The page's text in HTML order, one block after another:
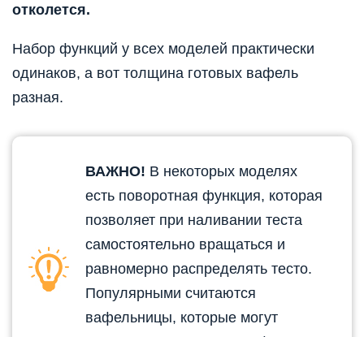
отколется.
Набор функций у всех моделей практически
одинаков, а вот толщина готовых вафель
разная.
ВАЖНО! В некоторых моделях
есть поворотная функция, которая
позволяет при наливании теста
самостоятельно вращаться и
равномерно распределять тесто.
Популярными считаются
вафельницы, которые могут